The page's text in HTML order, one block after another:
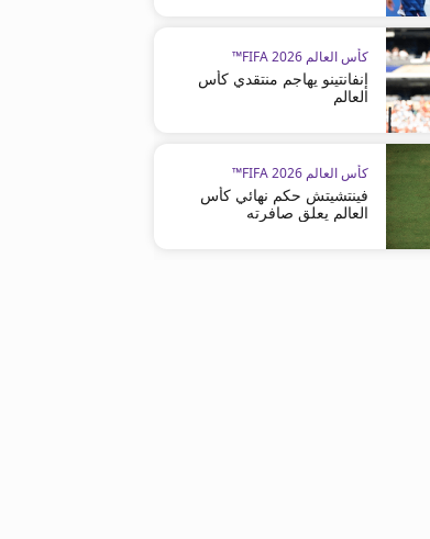
كأس العالم FIFA 2026™
إنفانتينو يهاجم منتقدي كأس
العالم
كأس العالم FIFA 2026™
فينتشيتش حكم نهائي كأس
العالم يعلق صافرته